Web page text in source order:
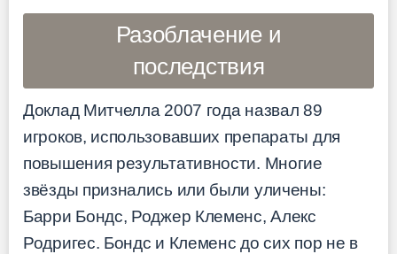
Разоблачение и
последствия
Доклад Митчелла 2007 года назвал 89
игроков, использовавших препараты для
повышения результативности. Многие
звёзды признались или были уличены:
Барри Бондс, Роджер Клеменс, Алекс
Родригес. Бондс и Клеменс до сих пор не в